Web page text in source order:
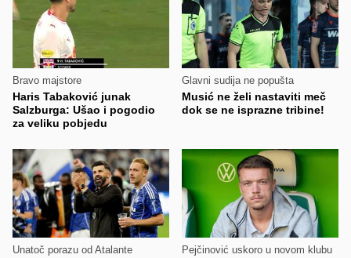
Bravo majstore
Haris Tabaković junak
Salzburga: Ušao i pogodio
za veliku pobjedu
Glavni sudija ne popušta
Musić ne želi nastaviti meč
dok se ne isprazne tribine!
Unatoč porazu od Atalante Pejčinović uskoro u novom klubu